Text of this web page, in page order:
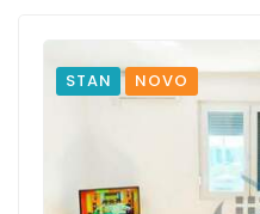
STAN NOVO